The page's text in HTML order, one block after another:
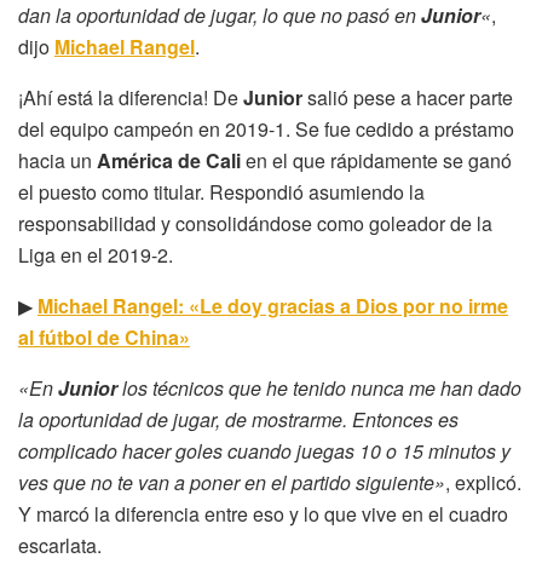
dan la oportunidad de jugar, lo que no pasó enJunior«,
dijo Michael Rangel.
¡Ahí está la diferencia! DeJuniorsalió pese a hacer parte
del equipo campeón en 2019-1. Se fue cedido a préstamo
hacia un América de Calien el que rápidamente se ganó
el puesto como titular. Respondió asumiendo la
responsabilidad y consolidándose como goleador de la
Liga en el 2019-2.
▶ Michael Rangel: «Le doy gracias a Dios por no irme
al fútbol de China»
«EnJuniorlos técnicos que he tenido nunca me han dado
la oportunidad de jugar, de mostrarme. Entonces es
complicado hacer goles cuando juegas 10 o 15 minutos y
ves que no te van a poner en el partido siguiente», explicó.
Y marcó la diferencia entre eso y lo que vive en el cuadro
escarlata.